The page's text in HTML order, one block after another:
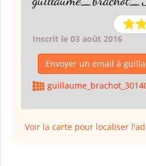
Inscrit le 03 août 2016
Envoyer un email à
Voir la carte pour localiser